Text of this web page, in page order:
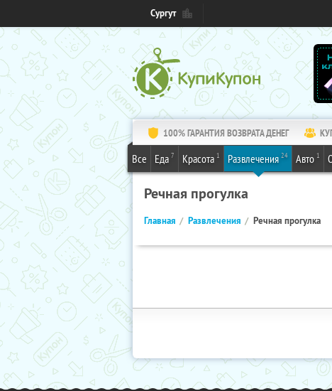
Сургут
100% ГАРАНТИЯ ВОЗВРАТА ДЕНЕГ
Все Еда 7 Красота 1 Развлечения 24 Авто 1
Речная прогулка
Главная Развлечения Речная прогулка